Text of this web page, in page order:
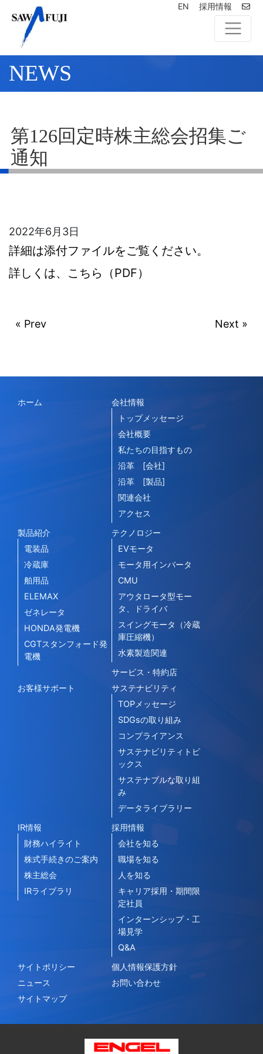
EN 採用情報
NEWS
第126回定時株主総会招集ご
通知
2022年6月3日
詳細は添付ファイルをご覧ください。
詳しくは、こちら（PDF）
« Prev Next »
ホーム
会社情報
トップメッセージ
会社概要
私たちの目指すもの
沿革 [会社]
沿革 [製品]
関連会社
アクセス
製品紹介
電装品
冷蔵庫
舶用品
ELEMAX
ゼネレータ
HONDA発電機
CGTスタンフォード発
電機
テクノロジー
EVモータ
モータ用インバータ
CMU
アウタロータ型モー
タ、ドライバ
スイングモータ（冷蔵
庫圧縮機）
水素製造関連
サービス・特約店
お客様サポート
サステナビリティ
TOPメッセージ
SDGsの取り組み
コンプライアンス
サステナビリティトピ
ックス
サステナブルな取り組
み
データライブラリー
IR情報
財務ハイライト
株式手続きのご案内
株主総会
IRライブラリ
採用情報
会社を知る
職場を知る
人を知る
キャリア採用・期間限
定社員
インターンシップ・工
場見学
Q&A
サイトポリシー
個人情報保護方針
ニュース
お問い合わせ
サイトマップ